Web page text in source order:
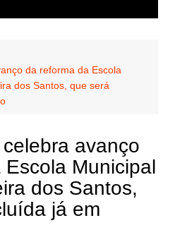
da reforma da Escola
dos Santos, que será
avanço
Municipal
dos Santos,
já em